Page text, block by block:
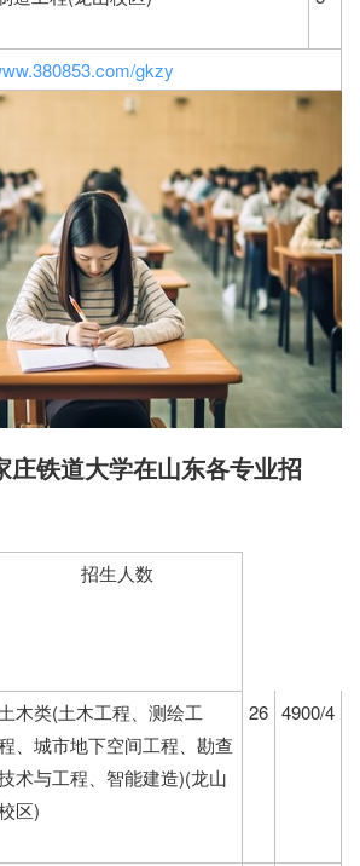
gkzy
庄铁道大学在山东各专业招
招生人数
土木类(土木工程、测绘工
、城市地下空间工程、勘查
术与工程、智能建造)(龙山
区)
26 4900/4